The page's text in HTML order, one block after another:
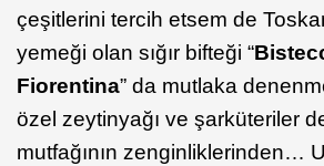
çeşitlerini tercih etsem de
yemeği olan sığır bifteği “
Fiorentina” da mutlaka
özel zeytinyağı ve şarküteriler
mutfağının zenginliklerinden…